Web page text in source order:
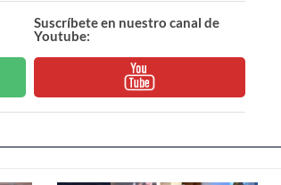
Suscríbete en nuestro canal de
Youtube: